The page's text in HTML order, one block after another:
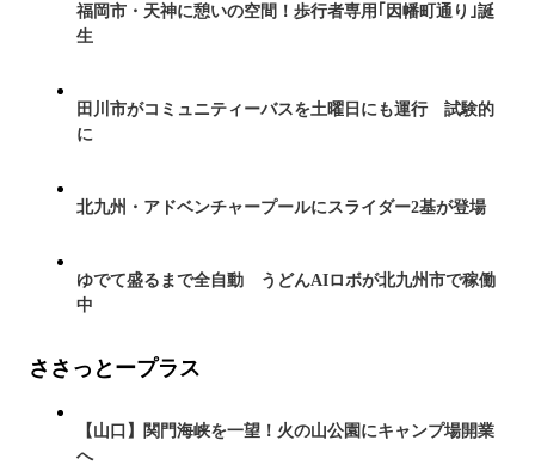
福岡市・天神に憩いの空間！歩行者専用｢因幡町通り｣誕
生
田川市がコミュニティーバスを土曜日にも運行 試験的
に
北九州・アドベンチャープールにスライダー2基が登場
ゆでて盛るまで全自動 うどんAIロボが北九州市で稼働
中
ささっとープラス
【山口】関門海峡を一望！火の山公園にキャンプ場開業
へ